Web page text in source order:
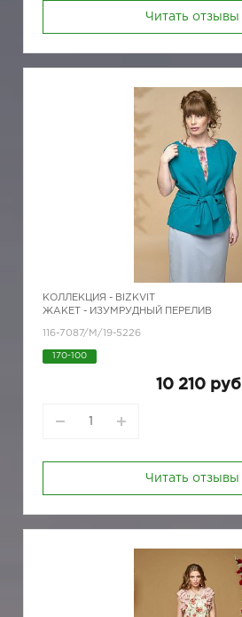
Читать отзывы
КОЛЛЕКЦИЯ - BIZKVIT
ЖАКЕТ - ИЗУМРУДНЫЙ ПЕРЕЛИВ
116-7087/M/19-5226
170-100
10 210 руб
Читать отзывы